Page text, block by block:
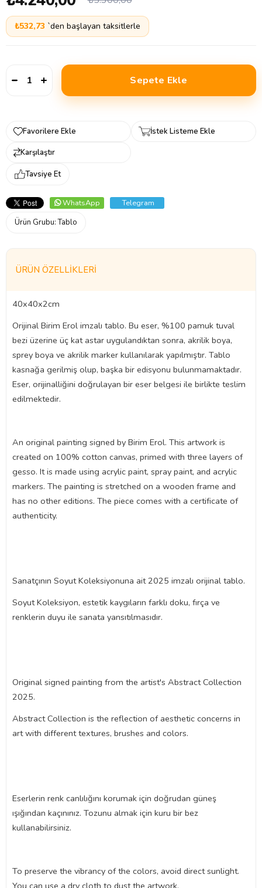
₺532,73 `den başlayan taksitlerle
Favorilere Ekle
İstek Listeme Ekle
Karşılaştır
Tavsiye Et
WhatsApp
Telegram
Ürün Grubu:Tablo
ÜRÜN ÖZELLIKLERI
40x40x2cm
Orijinal Birim Erol imzalı tablo. Bu eser, %100 pamuk tuval
bezi üzerine üç kat astar uygulandıktan sonra, akrilik boya,
sprey boya ve akrilik marker kullanılarak yapılmıştır. Tablo
kasnağa gerilmiş olup, başka bir edisyonu bulunmamaktadır.
Eser, orijinalliğini doğrulayan bir eser belgesi ile birlikte teslim
edilmektedir.
An original painting signed by Birim Erol. This artwork is
created on 100% cotton canvas, primed with three layers of
gesso. It is made using acrylic paint, spray paint, and acrylic
markers. The painting is stretched on a wooden frame and
has no other editions. The piece comes with a certificate of
authenticity.
Sanatçının Soyut Koleksiyonuna ait 2025 imzalı orijinal tablo.
Soyut Koleksiyon, estetik kaygıların farklı doku, fırça ve
renklerin duyu ile sanata yansıtılmasıdır.
Original signed painting from the artist's Abstract Collection
2025.
Abstract Collection is the reflection of aesthetic concerns in
art with different textures, brushes and colors.
Eserlerin renk canlılığını korumak için doğrudan güneş
ışığından kaçınınız. Tozunu almak için kuru bir bez
kullanabilirsiniz.
To preserve the vibrancy of the colors, avoid direct sunlight.
You can use a dry cloth to dust the artwork.